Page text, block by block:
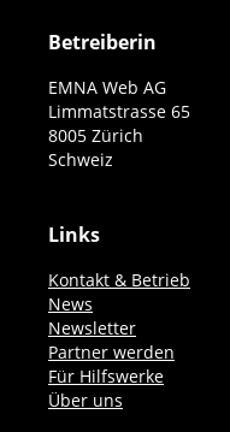
Betreiberin
EMNA Web AG
Limmatstrasse 65
8005 Zürich
Schweiz
Links
Kontakt & Betrieb
News
Newsletter
Partner werden
Für Hilfswerke
Über uns